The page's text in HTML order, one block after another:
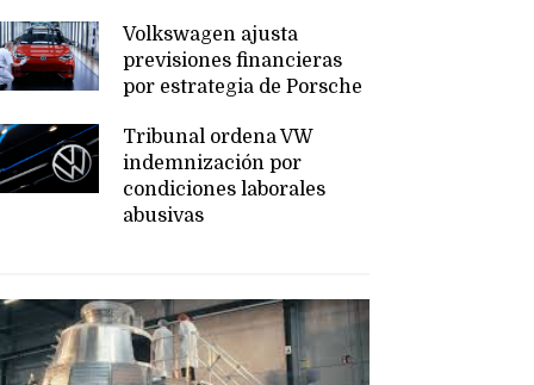
Volkswagen ajusta
previsiones financieras
por estrategia de Porsche
Tribunal ordena VW
indemnización por
condiciones laborales
abusivas